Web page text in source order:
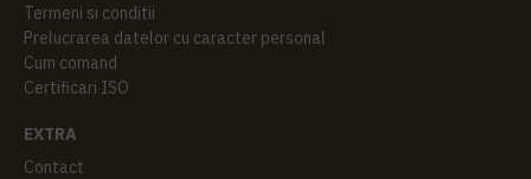
Termeni si conditii
Prelucrarea datelor cu caracter personal
Cum comand
Certificari ISO
EXTRA
Contact